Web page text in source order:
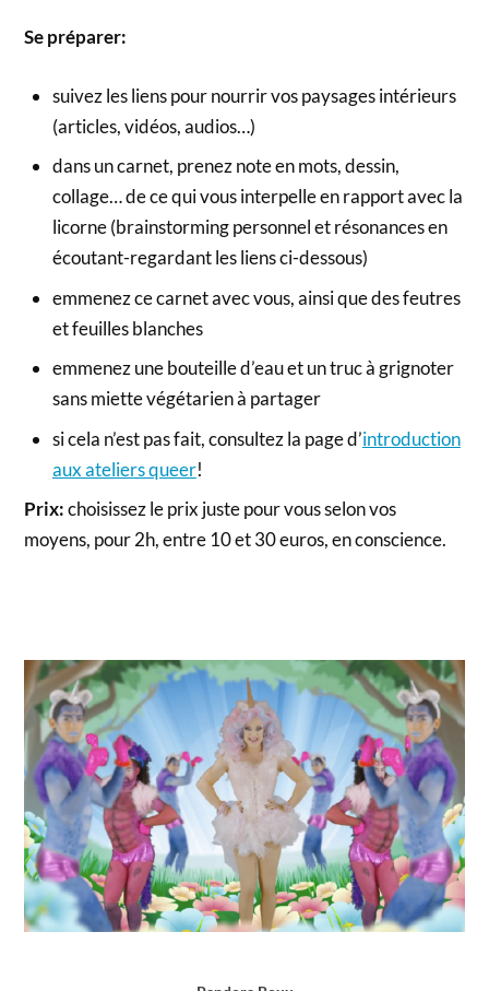
Se préparer:
suivez les liens pour nourrir vos paysages intérieurs
(articles, vidéos, audios…)
dans un carnet, prenez note en mots, dessin,
collage… de ce qui vous interpelle en rapport avec la
licorne (brainstorming personnel et résonances en
écoutant-regardant les liens ci-dessous)
emmenez ce carnet avec vous, ainsi que des feutres
et feuilles blanches
emmenez une bouteille d’eau et un truc à grignoter
sans miette végétarien à partager
si cela n’est pas fait, consultez la page d’introduction
aux ateliers queer!
Prix:choisissez le prix juste pour vous selon vos
moyens, pour 2h, entre 10 et 30 euros, en conscience.